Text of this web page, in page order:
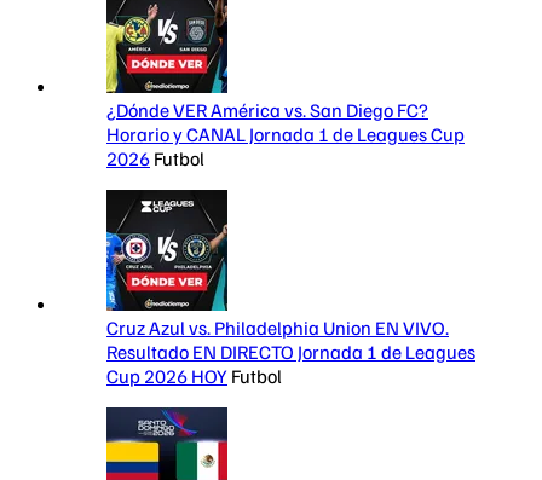
¿Dónde VER América vs. San Diego FC?
Horario y CANAL Jornada 1 de Leagues Cup
2026 Futbol
Cruz Azul vs. Philadelphia Union EN VIVO.
Resultado EN DIRECTO Jornada 1 de Leagues
Cup 2026 HOY Futbol